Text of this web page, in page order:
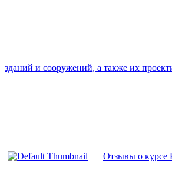
зданий и сооружений, а также их
Отзывы о курсе